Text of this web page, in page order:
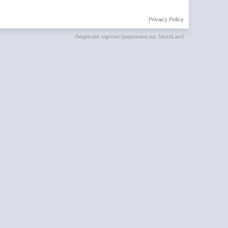
Privacy Policy
Лицензия зарегистрирована на: StoreLand